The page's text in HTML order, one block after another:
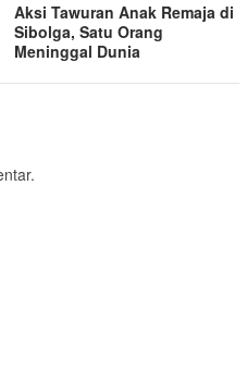
Aksi Tawuran Anak Remaja di
Sibolga, Satu Orang
Meninggal Dunia